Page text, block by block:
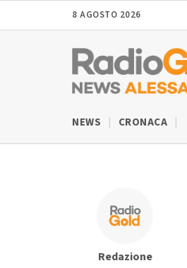
8 AGOSTO 2026
NEWS CRONACA
Redazione